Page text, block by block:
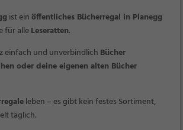
ist einöffentliches Bücherregal in Planegg
für alleLeseratten.
einfach und unverbindlich Bücher
oder deine eigenen alten Bücher
leben – es gibt kein festes Sortiment,
täglich.